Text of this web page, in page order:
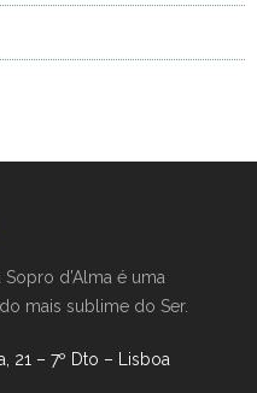
d’Alma é uma
mais sublime do Ser.
21 – 7º Dto – Lisboa